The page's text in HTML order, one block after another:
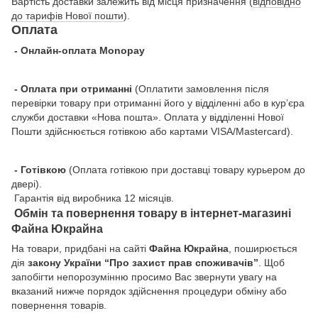
до тарифів Нової пошти).
Оплата
- Онлайн-оплата Monopay
- Оплата при отриманні (Оплатити замовлення після
перевірки товару при отриманні його у відділенні або в кур’єра
служби доставки «Нова пошта». Оплата у відділенні Нової
Пошти здійснюється готівкою або картами VISA/Mastercard).
- Готівкою (Оплата готівкою при доставці товару курьером до
двері).
Гарантія від виробника 12 місяців.
Обмін та повернення товару в інтернет-магазині
Файна Юкрайна
На товари, придбані на сайті Файна Юкрайна , поширюється
дія закону України “Про захист прав споживачів” . Щоб
запобігти непорозумінню просимо Вас звернути увагу на
вказаний нижче порядок здійснення процедури обміну або
повернення товарів.